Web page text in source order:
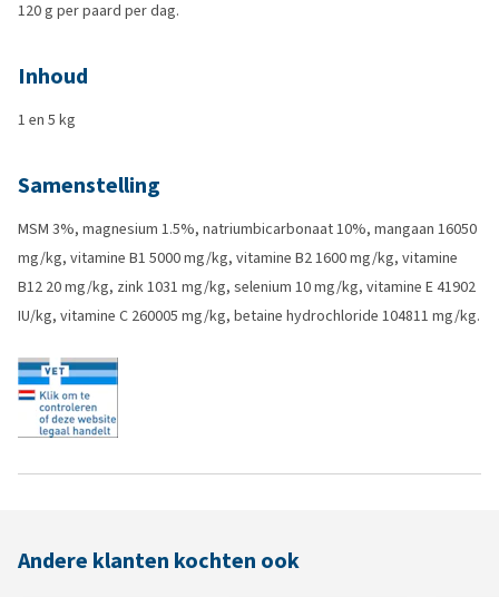
120 g per paard per dag.
Inhoud
1 en 5 kg
Samenstelling
MSM 3%, magnesium 1.5%, natriumbicarbonaat 10%, mangaan 16050
mg/kg, vitamine B1 5000 mg/kg, vitamine B2 1600 mg/kg, vitamine
B12 20 mg/kg, zink 1031 mg/kg, selenium 10 mg/kg, vitamine E 41902
IU/kg, vitamine C 260005 mg/kg, betaine hydrochloride 104811 mg/kg.
Andere klanten kochten ook